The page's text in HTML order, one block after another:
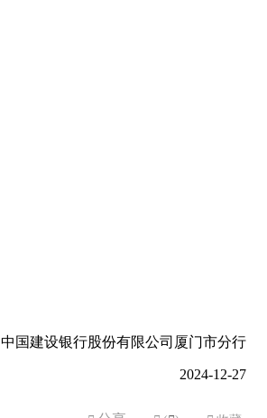
中国建设银行股份有限公司厦门市分行
2024-12-27